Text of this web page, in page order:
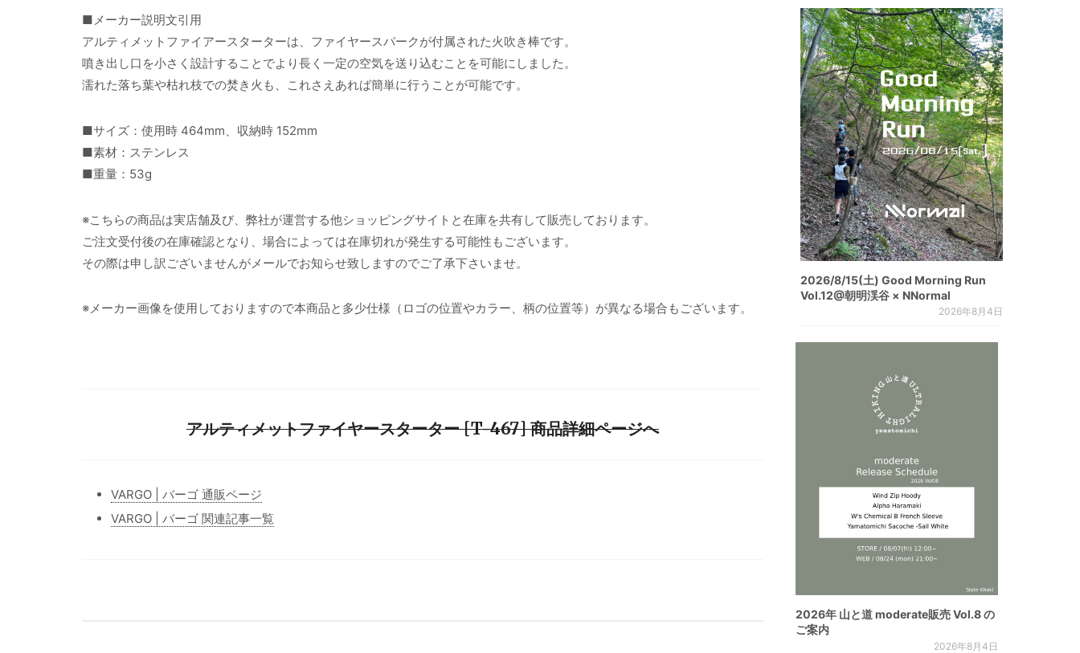
■メーカー説明文引用
アルティメットファイアースターターは、ファイヤースパークが付属された火吹き棒です。
噴き出し口を小さく設計することでより長く一定の空気を送り込むことを可能にしました。
濡れた落ち葉や枯れ枝での焚き火も、これさえあれば簡単に行うことが可能です。
■サイズ：使用時 464mm、収納時 152mm
■素材：ステンレス
■重量：53g
※こちらの商品は実店舗及び、弊社が運営する他ショッピングサイトと在庫を共有して販売しております。
ご注文受付後の在庫確認となり、場合によっては在庫切れが発生する可能性もございます。
その際は申し訳ございませんがメールでお知らせ致しますのでご了承下さいませ。
※メーカー画像を使用しておりますので本商品と多少仕様（ロゴの位置やカラー、柄の位置等）が異なる場合もございます。
アルティメットファイヤースターター [T-467] 商品詳細ページへ
VARGO | バーゴ 通販ページ
VARGO | バーゴ 関連記事一覧
2026/8/15(土) Good Morning Run
Vol.12@朝明渓谷 × NNormal
2026年8月4日
2026年 山と道 moderate販売 Vol.8 の
ご案内
2026年8月4日